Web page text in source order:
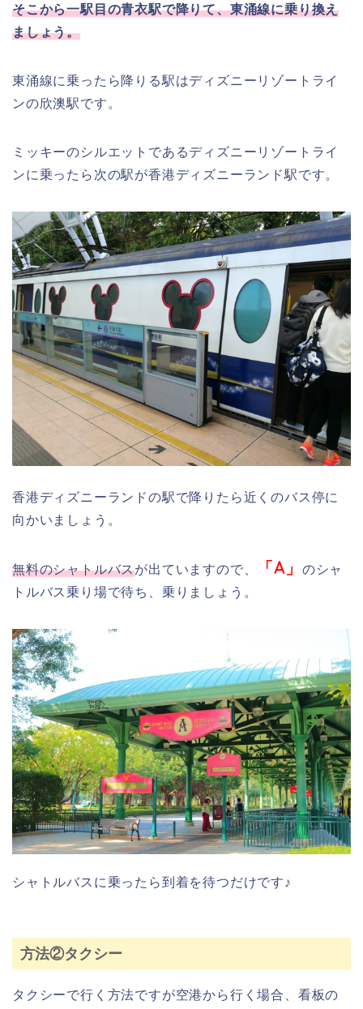
そこから一駅目の青衣駅で降りて、東涌線に乗り換え
ましょう。
東涌線に乗ったら降りる駅はディズニーリゾートライ
ンの欣澳駅です。
ミッキーのシルエットであるディズニーリゾートライ
ンに乗ったら次の駅が香港ディズニーランド駅です。
香港ディズニーランドの駅で降りたら近くのバス停に
向かいましょう。
無料のシャトルバスが出ていますので、 「A」 のシャ
トルバス乗り場で待ち、乗りましょう。
シャトルバスに乗ったら到着を待つだけです♪
方法②タクシー
タクシーで行く方法ですが空港から行く場合、看板の